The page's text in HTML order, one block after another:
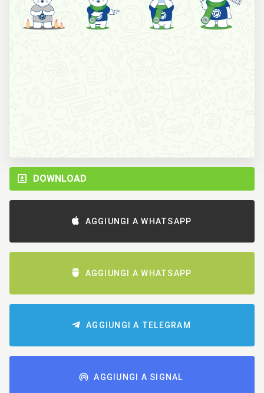
DOWNLOAD
AGGIUNGI A WHATSAPP
AGGIUNGI A WHATSAPP
AGGIUNGI A TELEGRAM
AGGIUNGI A SIGNAL